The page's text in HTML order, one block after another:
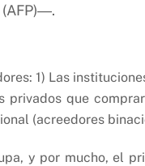
(AFP)―.
1) Las
privados que
(acreedores
y por mucho, el